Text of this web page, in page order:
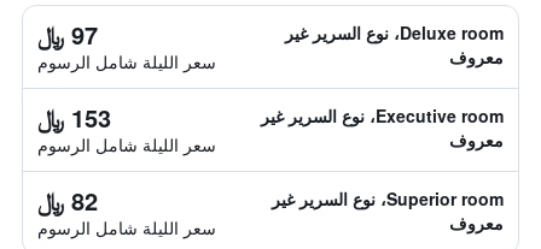
Deluxe room، نوع السرير غير
معروف
97 ﷼
سعر الليلة شامل الرسوم
Executive room، نوع السرير غير
معروف
153 ﷼
سعر الليلة شامل الرسوم
Superior room، نوع السرير غير
معروف
82 ﷼
سعر الليلة شامل الرسوم